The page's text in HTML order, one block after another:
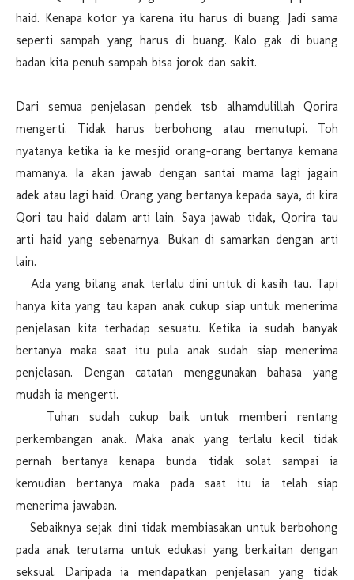
haid. Kenapa kotor ya karena itu harus di buang. Jadi sama
seperti sampah yang harus di buang. Kalo gak di buang
badan kita penuh sampah bisa jorok dan sakit.
Dari semua penjelasan pendek tsb alhamdulillah Qorira
mengerti. Tidak harus berbohong atau menutupi. Toh
nyatanya ketika ia ke mesjid orang-orang bertanya kemana
mamanya. Ia akan jawab dengan santai mama lagi jagain
adek atau lagi haid. Orang yang bertanya kepada saya, di kira
Qori tau haid dalam arti lain. Saya jawab tidak, Qorira tau
arti haid yang sebenarnya. Bukan di samarkan dengan arti
lain.
Ada yang bilang anak terlalu dini untuk di kasih tau. Tapi
hanya kita yang tau kapan anak cukup siap untuk menerima
penjelasan kita terhadap sesuatu. Ketika ia sudah banyak
bertanya maka saat itu pula anak sudah siap menerima
penjelasan. Dengan catatan menggunakan bahasa yang
mudah ia mengerti.
Tuhan sudah cukup baik untuk memberi rentang
perkembangan anak. Maka anak yang terlalu kecil tidak
pernah bertanya kenapa bunda tidak solat sampai ia
kemudian bertanya maka pada saat itu ia telah siap
menerima jawaban.
Sebaiknya sejak dini tidak membiasakan untuk berbohong
pada anak terutama untuk edukasi yang berkaitan dengan
seksual. Daripada ia mendapatkan penjelasan yang tidak